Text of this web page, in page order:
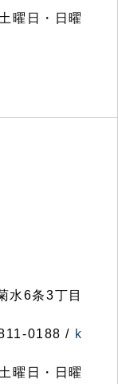
曜日・日曜
水6条3丁目
0188 / k
曜日・日曜